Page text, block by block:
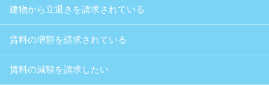
建物から立退きを請求されている
賃料の増額を請求されている
賃料の減額を請求したい